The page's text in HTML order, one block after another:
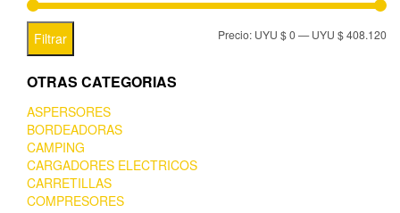
Filtrar Precio: UYU $ 0—UYU $ 408.120
OTRAS CATEGORIAS
ASPERSORES
BORDEADORAS
CAMPING
CARGADORES ELECTRICOS
CARRETILLAS
COMPRESORES